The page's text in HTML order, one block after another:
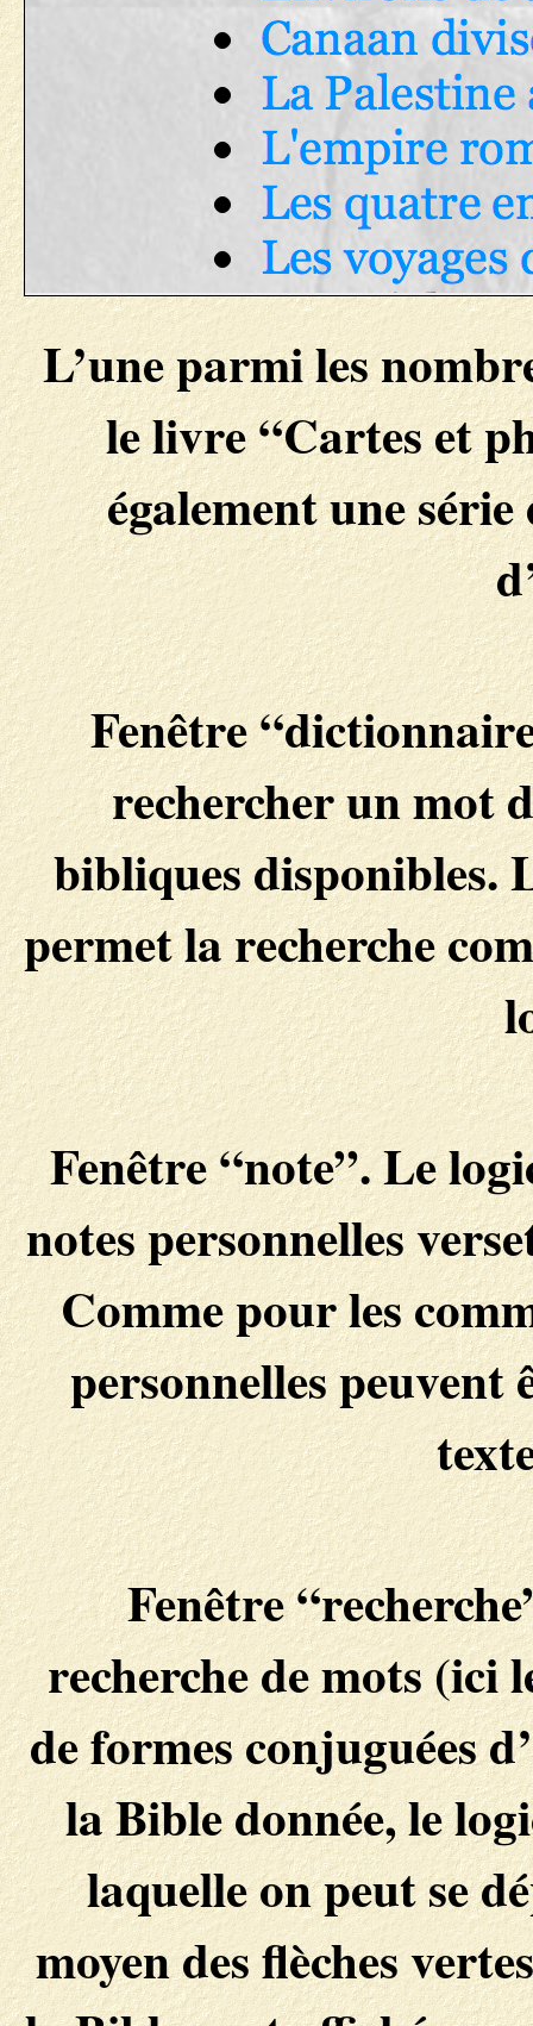
L’une parmi les
le livre “Cartes et
également une
Fenêtre
rechercher un mot
bibliques disponibles.
permet la recherche
Fenêtre “note”. Le
notes personnelles
Comme pour les
personnelles peuvent
Fenêtre
recherche de mots (ici
de formes conjuguées
la Bible donnée, le
laquelle on peut se
moyen des flèches